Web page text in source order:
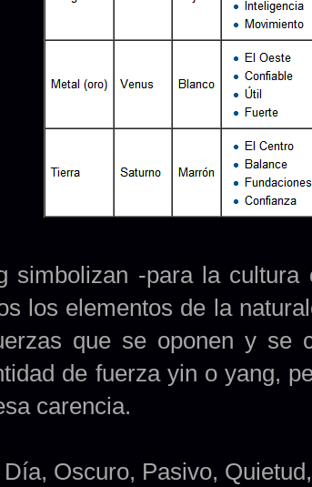
simbolizan -para la
los elementos de la
que se oponen y se
de fuerza yin o yang,
carencia.
Oscuro, Pasivo,